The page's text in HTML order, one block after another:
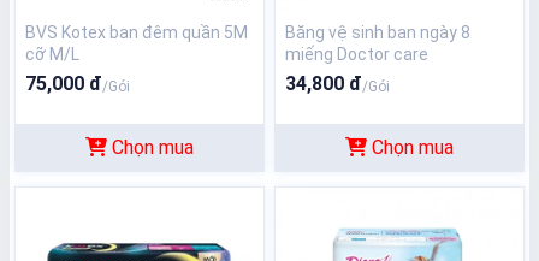
BVS Kotex ban đêm quần 5M
cỡ M/L
75,000 đ/Gói
Chọn mua
Băng vệ sinh ban ngày 8
miếng Doctor care
34,800 đ/Gói
Chọn mua